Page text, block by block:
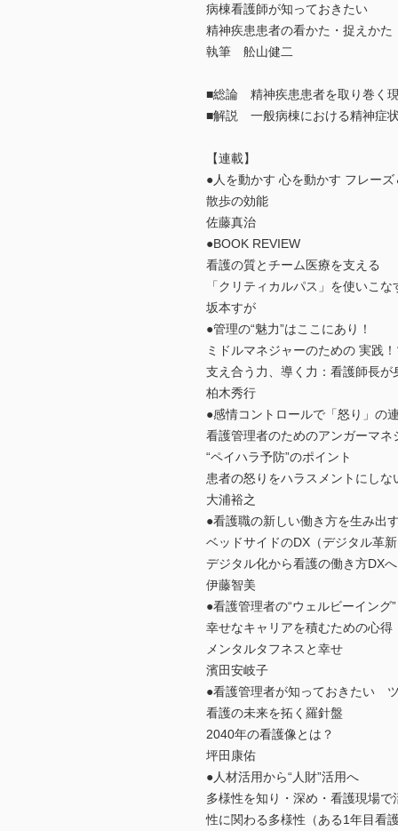
病棟看護師が知っておきたい
精神疾患患者の看かた・捉えかた
執筆 舩山健二
■総論 精神疾患患者を取り巻く
■解説 一般病棟における精神症
【連載】
●人を動かす 心を動かす フレー
散歩の効能
佐藤真治
●BOOK REVIEW
看護の質とチーム医療を支える
「クリティカルパス」を使いこな
坂本すが
●管理の“魅力”はここにあり！
ミドルマネジャーのための 実践
支え合う力、導く力：看護師長
柏木秀行
●感情コントロールで「怒り」の
看護管理者のためのアンガーマネ
“ペイハラ予防”のポイント
患者の怒りをハラスメントにしな
大浦裕之
●看護職の新しい働き方を生み出
ベッドサイドのDX（デジタル革
デジタル化から看護の働き方DX
伊藤智美
●看護管理者の“ウェルビーイング
幸せなキャリアを積むための心得
メンタルタフネスと幸せ
濱田安岐子
●看護管理者が知っておきたい
看護の未来を拓く羅針盤
2040年の看護像とは？
坪田康佑
●人材活用から“人財”活用へ
多様性を知り・深め・看護現場で
性に関わる多様性（ある1年目看